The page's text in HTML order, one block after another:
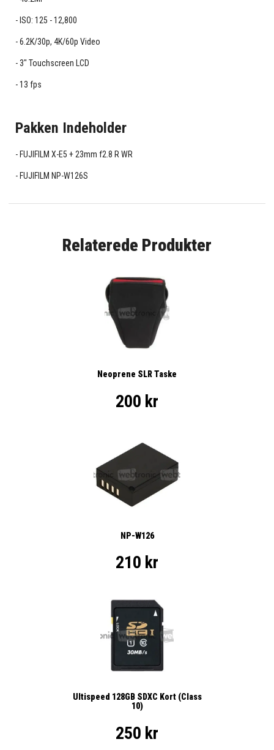
ISO: 125 - 12,800
6.2K/30p, 4K/60p Video
3" Touchscreen LCD
13 fps
Pakken Indeholder
FUJIFILM X-E5 + 23mm f2.8 R WR
FUJIFILM NP-W126S
Relaterede Produkter
Neoprene SLR Taske
200 kr
NP-W126
210 kr
Ultispeed 128GB SDXC Kort (Class
10)
250 kr